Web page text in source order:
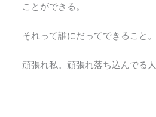
ことができる。
それって誰にだってできること。
頑張れ私。頑張れ落ち込んでる人